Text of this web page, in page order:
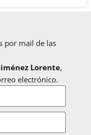
por mail de las
Lorente,
electrónico.